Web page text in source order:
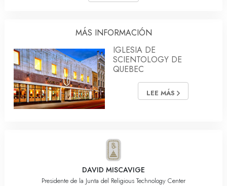
MÁS INFORMACIÓN
IGLESIA DE
SCIENTOLOGY DE
QUEBEC
LEE MÁS
DAVID MISCAVIGE
Presidente de la Junta del Religious Technology Center